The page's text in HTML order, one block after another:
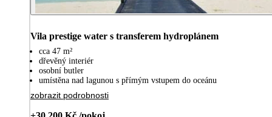
Vila prestige water s transferem hydroplánem
cca 47 m²
dřevěný interiér
osobní butler
umístěna nad lagunou s přímým vstupem do oceánu
zobrazit podrobnosti